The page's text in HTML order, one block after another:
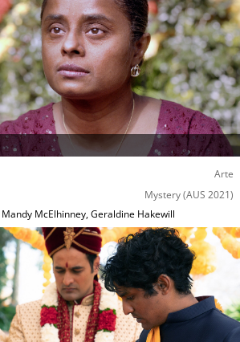
Arte
Mystery(AUS 2021)
Mandy McElhinney,Geraldine Hakewill